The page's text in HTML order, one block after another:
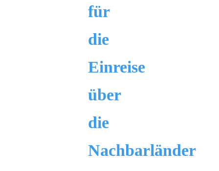
für
die
Einreise
über
die
Nachbarländer